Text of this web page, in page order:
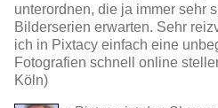
unterordnen, die ja immer sehr
Bilderserien erwarten. Sehr
ich in Pixtacy einfach eine
Fotografien schnell online
Köln)